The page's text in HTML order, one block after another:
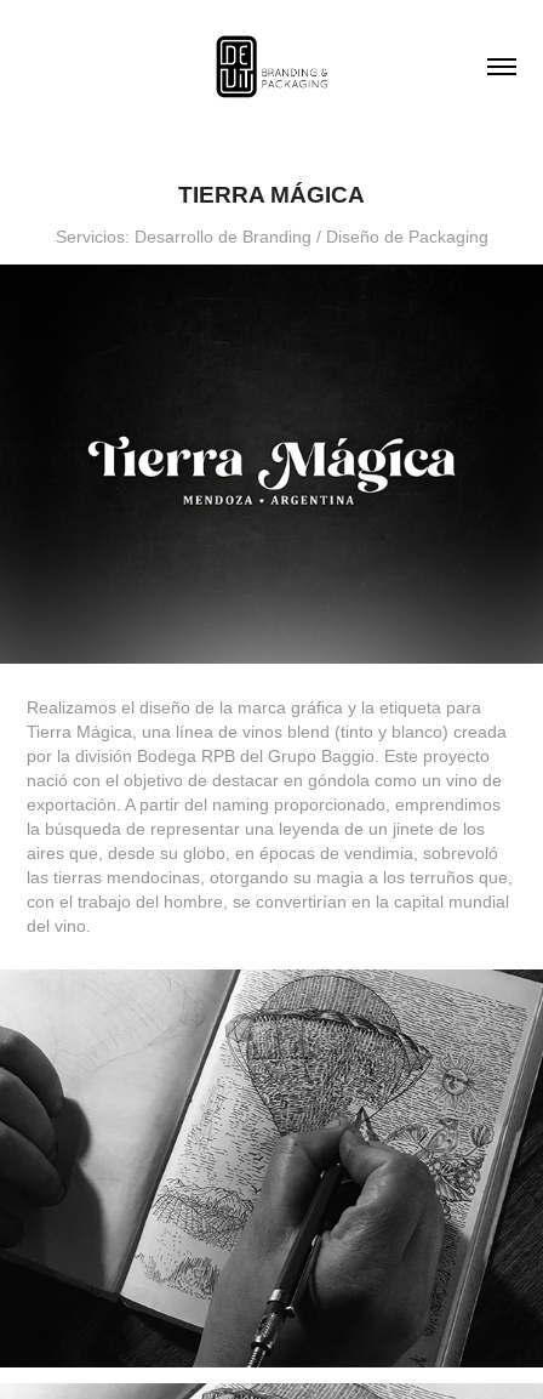
TIERRA MÁGICA
Servicios: Desarrollo de Branding / Diseño de Packaging
Realizamos el diseño de la marca gráfica y la etiqueta para
Tierra Mágica, una línea de vinos blend (tinto y blanco) creada
por la división Bodega RPB del Grupo Baggio. Este proyecto
nació con el objetivo de destacar en góndola como un vino de
exportación. A partir del naming proporcionado, emprendimos
la búsqueda de representar una leyenda de un jinete de los
aires que, desde su globo, en épocas de vendimia, sobrevoló
las tierras mendocinas, otorgando su magia a los terruños que,
con el trabajo del hombre, se convertirían en la capital mundial
del vino.